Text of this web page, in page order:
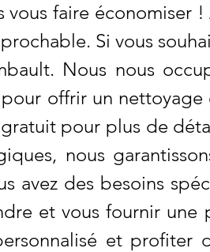
faire économiser
Si vous
Nous nous
offrir un
pour plus de
nous
avez des besoins
et vous fournir une
et profiter